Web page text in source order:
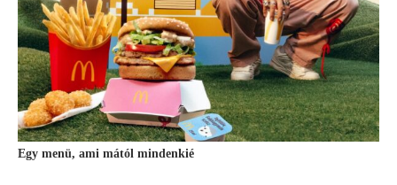
Egy menü, ami mától mindenkié